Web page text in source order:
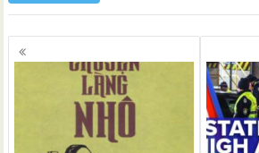
Posts
navigation